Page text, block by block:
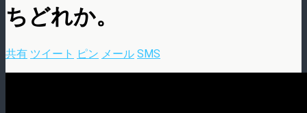
ちどれか。
共有 ツイート ピン メール SMS